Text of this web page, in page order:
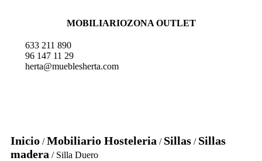
MOBILIARIOZONA OUTLET
633 211 890
96 147 11 29
herta@mueblesherta.com
Inicio /Mobiliario Hosteleria / Sillas / Sillas
madera / Silla Duero